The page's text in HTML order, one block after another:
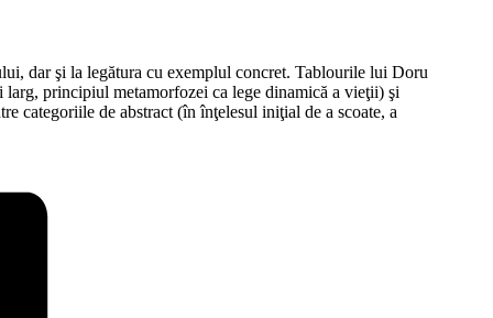
dar şi la legătura cu exemplul concret. Tablourile lui Doru
larg, principiul metamorfozei ca lege dinamică a vieţii) şi
categoriile de abstract (în înţelesul iniţial de a scoate, a